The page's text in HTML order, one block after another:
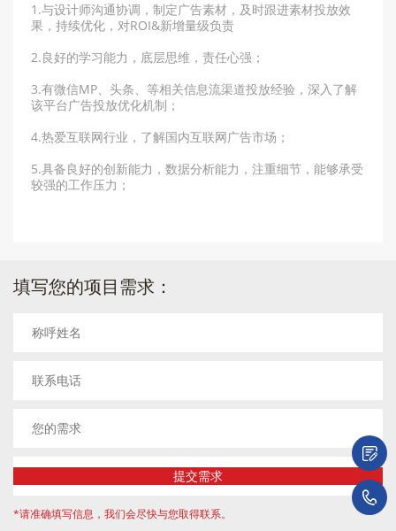
1.与设计师沟通协调，制定广告素材，及时跟进素材投放效
果，持续优化，对ROI&新增量级负责
2.良好的学习能力，底层思维，责任心强；
3.有微信MP、头条、等相关信息流渠道投放经验，深入了解
该平台广告投放优化机制；
4.热爱互联网行业，了解国内互联网广告市场；
5.具备良好的创新能力，数据分析能力，注重细节，能够承受
较强的工作压力；
填写您的项目需求：
*请准确填写信息，我们会尽快与您取得联系。